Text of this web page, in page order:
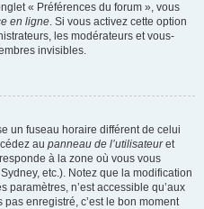
« Préférences du forum », vous
en ligne. Si vous activez cette option
les modérateurs et vous-
invisibles.
un fuseau horaire différent de celui
au panneau de l’utilisateuret
à la zone où vous vous
etc.). Notez que la modification
paramètres, n’est accessible qu’aux
enregistré, c’est le bon moment